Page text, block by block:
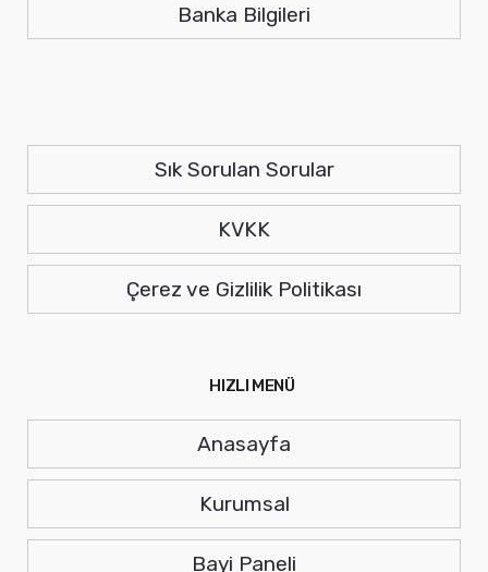
Banka Bilgileri
Sık Sorulan Sorular
KVKK
Çerez ve Gizlilik Politikası
HIZLI MENÜ
Anasayfa
Kurumsal
Bayi Paneli